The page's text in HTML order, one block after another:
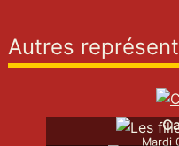
Autres
Mardi